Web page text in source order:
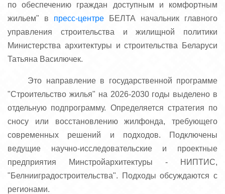
по обеспечению граждан доступным и комфортным
жильем" в пресс-центре БЕЛТА начальник главного
управления строительства и жилищной политики
Министерства архитектуры и строительства Беларуси
Татьяна Василючек.
Это направление в государственной программе
"Строительство жилья" на 2026-2030 годы выделено в
отдельную подпрограмму. Определяется стратегия по
сносу или восстановлению жилфонда, требующего
современных решений и подходов. Подключены
ведущие научно-исследовательские и проектные
предприятия Минстройархитектуры - НИПТИС,
"Белнииградостроительства". Подходы обсуждаются с
регионами.